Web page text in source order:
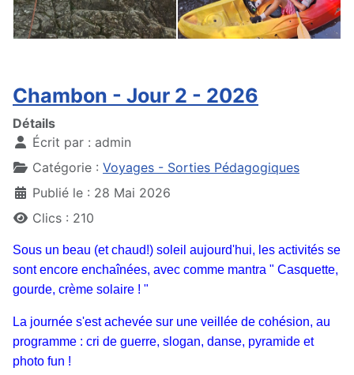
Chambon - Jour 2 - 2026
Détails
Écrit par : admin
Catégorie : Voyages - Sorties Pédagogiques
Publié le : 28 Mai 2026
Clics : 210
Sous un beau (et chaud!) soleil aujourd'hui, les activités se
sont encore enchaînées, avec comme mantra " Casquette,
gourde, crème solaire ! "
La journée s'est achevée sur une veillée de cohésion, au
programme : cri de guerre, slogan, danse, pyramide et
photo fun !